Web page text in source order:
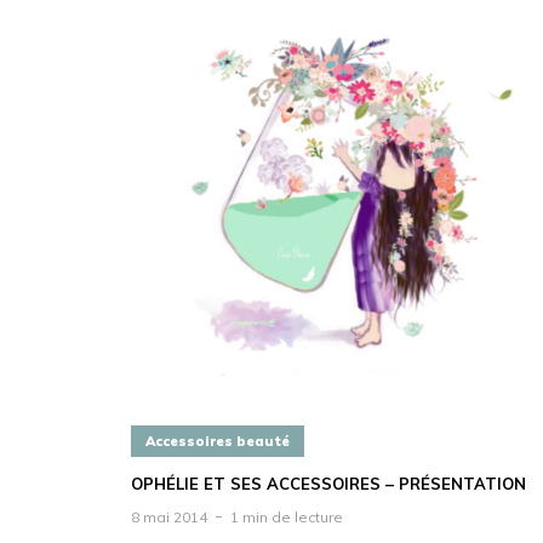
Accessoires beauté
OPHÉLIE ET SES ACCESSOIRES – PRÉSENTATION
8 mai 2014 1 min de lecture